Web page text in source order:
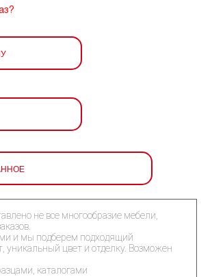
не все многообразие мебели,
и мы подберем подходящий
уникальный цвет и отделку. Возможен
каталогами